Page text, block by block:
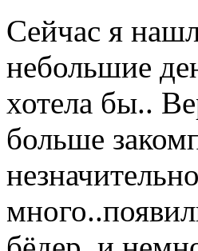
Сейчас я
небольшие
хотела бы..
больше